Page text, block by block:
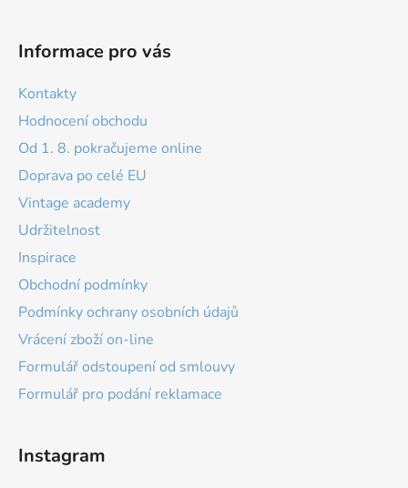
Informace pro vás
Kontakty
Hodnocení obchodu
Od 1. 8. pokračujeme online
Doprava po celé EU
Vintage academy
Udržitelnost
Inspirace
Obchodní podmínky
Podmínky ochrany osobních údajů
Vrácení zboží on-line
Formulář odstoupení od smlouvy
Formulář pro podání reklamace
Instagram